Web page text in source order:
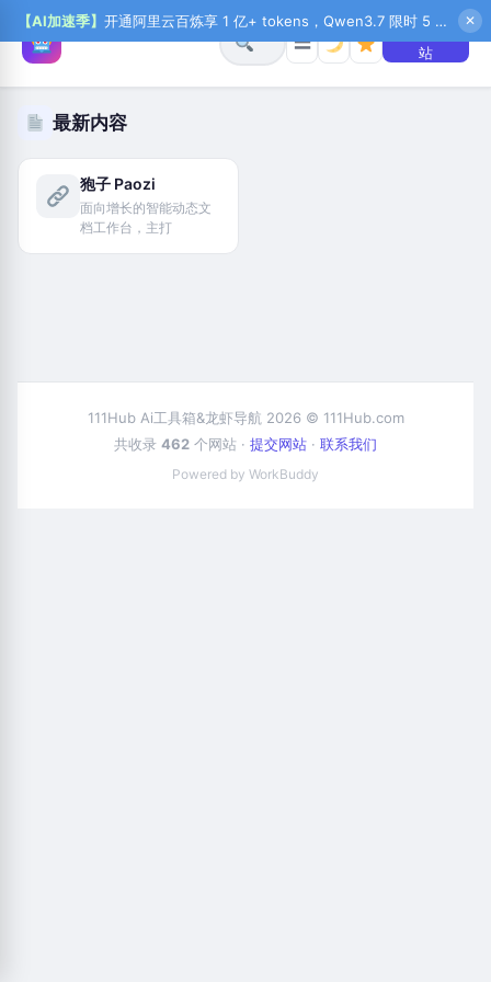
【AI加速季】 开通阿里云百炼享 1 亿+ tokens，Qwen3.7 限时 5 折起，秒悟新注送 1 万积分，加入 OPC 赢百万助力金，QoderWork CN 首月 0 元 ✕
☰
+ 提交网
站
最新内容
狍子 Paozi
面向增长的智能动态文
档工作台，主打
111Hub Ai工具箱&龙虾导航 2026 © 111Hub.com
共收录 462 个网站 · 提交网站 · 联系我们
Powered by WorkBuddy